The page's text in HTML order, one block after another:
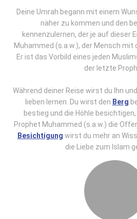
Deine Umrah begann mit einem
näher zu kommen und den
kennenzulernen, der je auf dieser
Muhammed (s.a.w.), der Mensch mit
Er ist das Vorbild eines jeden
der letzte
Während deiner Reise wirst du Ihn
lieben lernen. Du wirst den Berg
bestieg und die Höhle
Prophet Muhammed (s.a.w.) die
Besichtigung wirst du mehr an
die Liebe zum Islam